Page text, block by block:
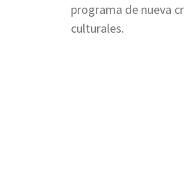
programa de nueva
culturales.